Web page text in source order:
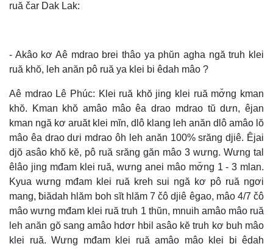
ruă čar Dak Lak:
- Akâo kơ Aê mdrao brei thâo ya phŭn agha ngă truh klei
ruă khŏ, leh anăn pô ruă ya klei bi êdah mâo ?
Aê mdrao Lê Phúc: Klei ruă khŏ jing klei ruă mơ̆ng kman
khŏ. Kman khŏ amâo mâo êa drao mdrao tŭ dưn, êjan
kman ngă kơ aruăt klei mĭn, dlô klang leh anăn dlô amâo lŏ
mâo êa drao dưi mdrao ôh leh anăn 100% srăng djiê. Êjai
djŏ asâo khŏ kĕ, pô ruă srăng găn mâo 3 wưng. Wưng tal
êlâo jing mđam klei ruă, wưng anei mâo mơ̆ng 1 - 3 mlan.
Kyua wưng mđam klei ruă kreh sui ngă kơ pô ruă ngơi
mang, ƀiădah hlăm boh sĭt hlăm 7 čô djiê êgao, mâo 4/7 čô
mâo wưng mđam klei ruă truh 1 thŭn, mnuih amâo mâo ruă
leh anăn gŏ sang amâo hdơr hbil asâo kĕ truh kơ buh mâo
klei ruă. Wưng mđam klei ruă amâo mâo klei bi êdah